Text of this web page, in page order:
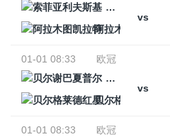
索菲亚利夫斯基
vs
阿拉木图凯拉特
01-01 08:33
欧冠
贝尔谢巴夏普尔
vs
贝尔格莱德红星
01-01 08:33
欧冠